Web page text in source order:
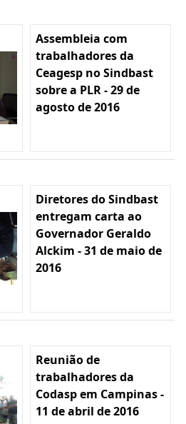
Assembleia com
trabalhadores da
Ceagesp no Sindbast
sobre a PLR - 29 de
agosto de 2016
Diretores do Sindbast
entregam carta ao
Governador Geraldo
Alckim - 31 de maio de
2016
Reunião de
trabalhadores da
Codasp em Campinas -
11 de abril de 2016